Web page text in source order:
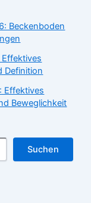
Beckenboden
Definition
Effektives
Beweglichkeit
Suchen